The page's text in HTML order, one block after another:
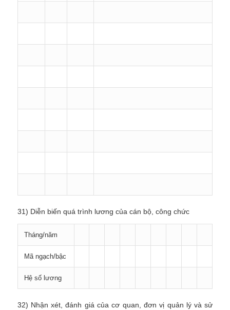
31) Diễn biến quá trình lương của cán bộ, công chức
Tháng/năm
Mã ngạch/bậc
Hệ số lương
32) Nhận xét, đánh giá của cơ quan, đơn vị quản lý và sử